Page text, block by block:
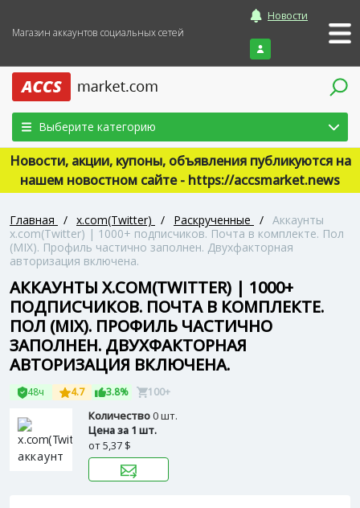
Магазин аккаунтов социальных сетей
Новости
Войти
Выберите категорию
Новости, акции, купоны, объявления публикуются на
нашем новостном сайте - https://accsmarket.news
Главная / x.com(Twitter) / Раскрученные / Аккаунты
x.com(Twitter) | 1000+ подписчиков. Почта в комплекте. Пол
(MIX). Профиль частично заполнен. Двухфакторная
авторизация включена.
АККАУНТЫ X.COM(TWITTER) | 1000+
ПОДПИСЧИКОВ. ПОЧТА В КОМПЛЕКТЕ.
ПОЛ (MIX). ПРОФИЛЬ ЧАСТИЧНО
ЗАПОЛНЕН. ДВУХФАКТОРНАЯ
АВТОРИЗАЦИЯ ВКЛЮЧЕНА.
48ч 4.7 3.8% 100+
Количество0 шт.
Цена за 1 шт.
от5,37 $